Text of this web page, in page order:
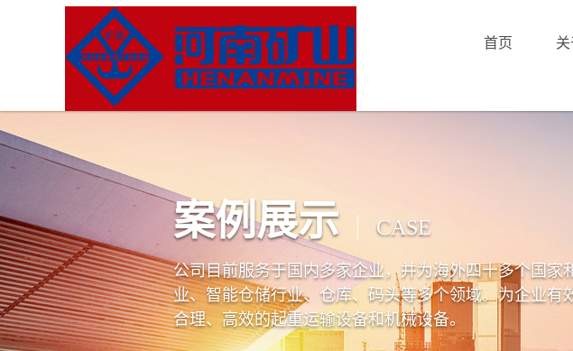
首页 关
案例展示 CASE
公司目前服务于国内多家企业，并为海外四十多个国
业、智能仓储行业、仓库、码头等多个领域。为企业
合理、高效的起重运输设备和机械设备。